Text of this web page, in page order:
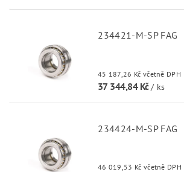
234421-M-SP FAG
45 187,26 Kč včetně DPH
37 344,84 Kč/ ks
234424-M-SP FAG
46 019,53 Kč včetně DPH